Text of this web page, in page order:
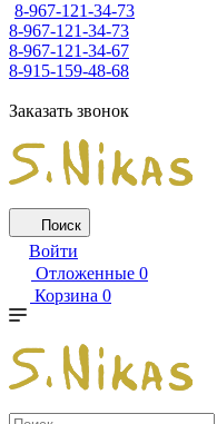
8-967-121-34-73
8-967-121-34-73
8-967-121-34-67
8-915-159-48-68
Заказать звонок
Поиск
Войти
Отложенные 0
Корзина 0